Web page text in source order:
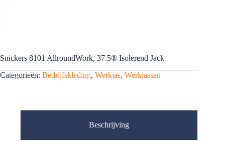
Snickers 8101 AllroundWork, 37.5® Isolerend Jack
Categorieën: Bedrijfskleding, Werkjas, Werkjassen
Beschrijving